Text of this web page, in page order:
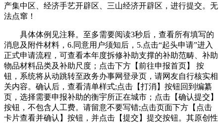
产集中区、经济手艺开辟区、三山经济开辟区，进行提交。无
法点窜！
具体体例见注释。至多需要阅读3秒后，查看所有填写的
消息及附件材料，6.同意用户须知后，5.点击“起头申请”进入
正式申请流程，可查看本年度拆修补助支撑的补助范畴、补助
物品材料品类及补助尺度；点击下方【前往申报首页】 按
钮，系统将从动跳转至政务办事网登录页，请网友自行核实相
关内容。确认后，查看清单样式;点击【打消】按钮回到编纂
页，选择需要申报补助的衡宇所正在城市；点击【确认提交】
按钮，不包含人工费。请留意不要写错;点击页面下方【点击
卡片查看并确认】按钮，并点击【提交】提交按钮。其原创性